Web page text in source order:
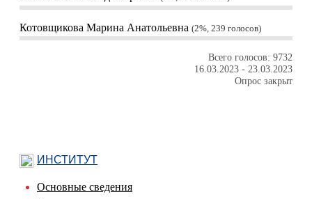
Котовщикова Марина Анатольевна 2%, 239 голосов
Всего голосов: 9732
16.03.2023 - 23.03.2023
Опрос закрыт
ИНСТИТУТ
Основные сведения